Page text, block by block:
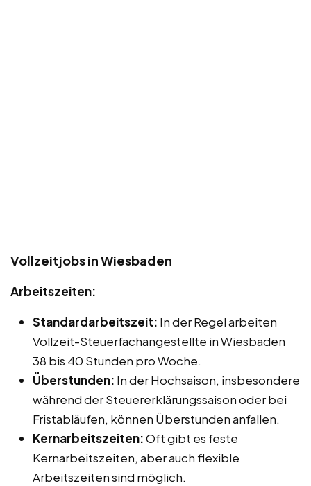
Vollzeitjobs in Wiesbaden
Arbeitszeiten:
Standardarbeitszeit: In der Regel arbeiten
Vollzeit-Steuerfachangestellte in Wiesbaden
38 bis 40 Stunden pro Woche.
Überstunden: In der Hochsaison, insbesondere
während der Steuererklärungssaison oder bei
Fristabläufen, können Überstunden anfallen.
Kernarbeitszeiten:Oft gibt es feste
Kernarbeitszeiten, aber auch flexible
Arbeitszeiten sind möglich.